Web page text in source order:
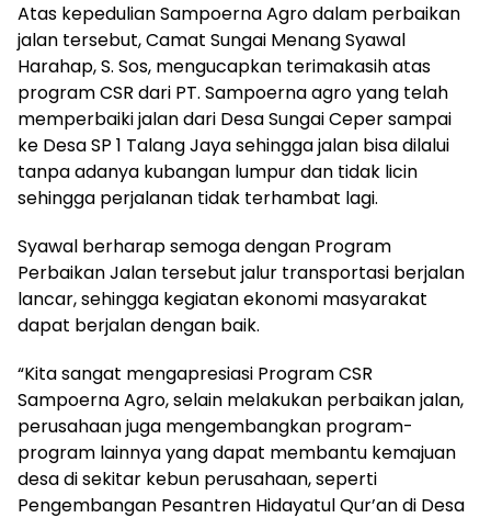
Atas kepedulian Sampoerna Agro dalam perbaikan
jalan tersebut, Camat Sungai Menang Syawal
Harahap, S. Sos, mengucapkan terimakasih atas
program CSR dari PT. Sampoerna agro yang telah
memperbaiki jalan dari Desa Sungai Ceper sampai
ke Desa SP 1 Talang Jaya sehingga jalan bisa dilalui
tanpa adanya kubangan lumpur dan tidak licin
sehingga perjalanan tidak terhambat lagi.
Syawal berharap semoga dengan Program
Perbaikan Jalan tersebut jalur transportasi berjalan
lancar, sehingga kegiatan ekonomi masyarakat
dapat berjalan dengan baik.
“Kita sangat mengapresiasi Program CSR
Sampoerna Agro, selain melakukan perbaikan jalan,
perusahaan juga mengembangkan program-
program lainnya yang dapat membantu kemajuan
desa di sekitar kebun perusahaan, seperti
Pengembangan Pesantren Hidayatul Qur’an di Desa